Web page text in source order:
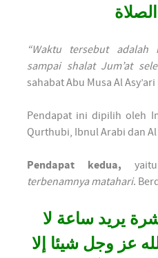
“Waktu tersebut
sampai shalat Jum’at
sahabat Abu Musa Al
Pendapat ini dipilih oleh
Qurthubi, Ibnul Arabi dan
Pendapat kedua,
terbenamnya matahari.
يريد ساعة لا
عز وجل شيئا إلا